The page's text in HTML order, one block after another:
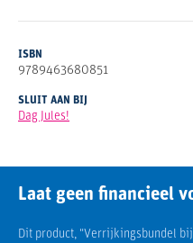
ISBN
9789463680851
SLUIT AAN BIJ
Dag Jules!
Laat geen financieel
Dit product, "Verrijkingsbundel